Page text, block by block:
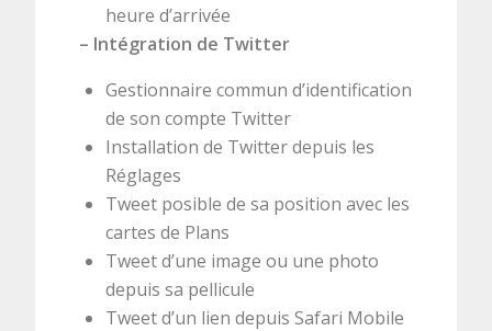
heure d’arrivée
– Intégration de Twitter
Gestionnaire commun d’identification
de son compte Twitter
Installation de Twitter depuis les
Réglages
Tweet posible de sa position avec les
cartes de Plans
Tweet d’une image ou une photo
depuis sa pellicule
Tweet d’un lien depuis Safari Mobile